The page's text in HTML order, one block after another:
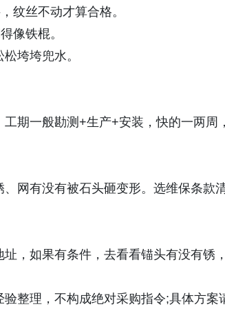
丝不动才算合格。
像铁棍。
垮垮兜水。
期一般勘测+生产+安装，快的一两周，
网有没有被石头砸变形。选维保条款
如果有条件，去看看锚头有没有锈，
整理，不构成绝对采购指令;具体方案